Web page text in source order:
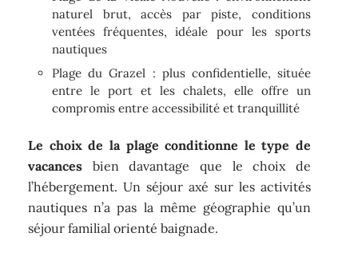
naturel brut, accès par piste, conditions
ventées fréquentes, idéale pour les sports
nautiques
Plage du Grazel : plus confidentielle, située
entre le port et les chalets, elle offre un
compromis entre accessibilité et tranquillité
Le choix de la plage conditionne le type de
vacances bien davantage que le choix de
l’hébergement. Un séjour axé sur les activités
nautiques n’a pas la même géographie qu’un
séjour familial orienté baignade.